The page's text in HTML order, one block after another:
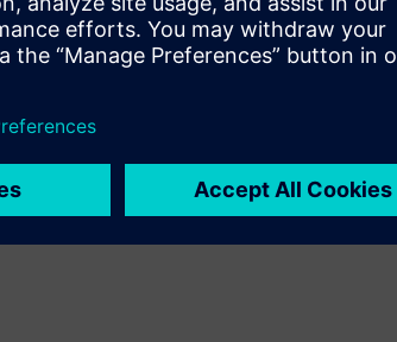
izdelka
pri izvajanju, integraciji, upravljanju ali